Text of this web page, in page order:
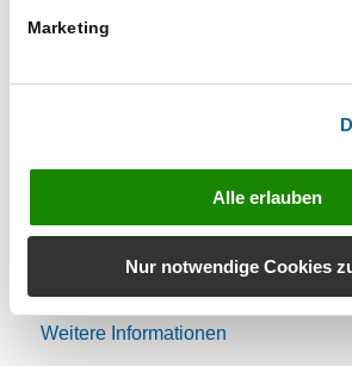
Marketing
Alle erlauben
Nur notwendige Cookies
AKTUELLEPATCHES
AKTUELLEPATCHES
Weitere Informationen